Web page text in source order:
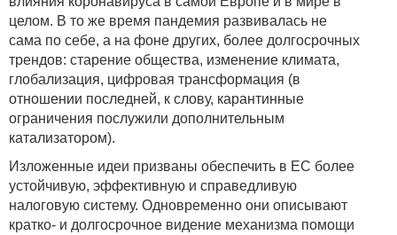
целом. В то же время пандемия развивалась не
сама по себе, а на фоне других, более долгосрочных
трендов: старение общества, изменение климата,
глобализация, цифровая трансформация (в
отношении последней, к слову, карантинные
ограничения послужили дополнительным
катализатором).
Изложенные идеи призваны обеспечить в ЕС более
устойчивую, эффективную и справедливую
налоговую систему. Одновременно они описывают
кратко- и долгосрочное видение механизма помощи